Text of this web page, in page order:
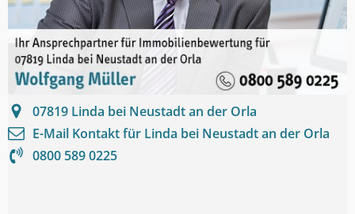
07819 Linda bei Neustadt an der Orla
E-Mail Kontakt für Linda bei Neustadt an der Orla
0800 589 0225